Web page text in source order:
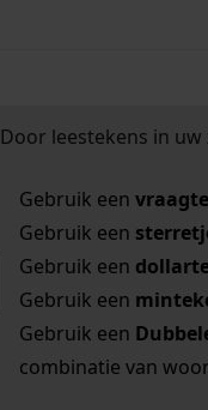
Door leestekens in
Gebruik een
Gebruik een
Gebruik een
Gebruik een
Gebruik een
combinatie van